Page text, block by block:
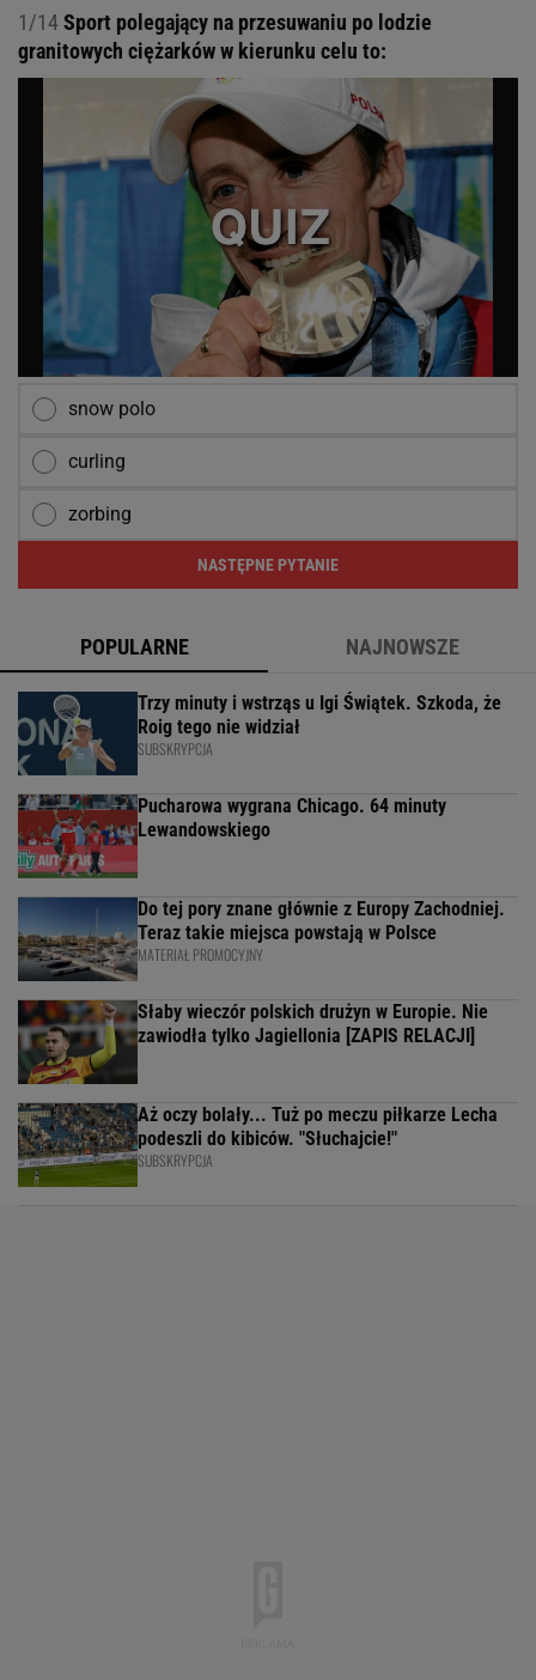
1/14Sport polegający na przesuwaniu po lodzie
granitowych ciężarków w kierunku celu to:
snow polo
curling
zorbing
NASTĘPNE PYTANIE
POPULARNE NAJNOWSZE
Trzy minuty i wstrząs u Igi Świątek. Szkoda, że
Roig tego nie widział
SUBSKRYPCJA
Pucharowa wygrana Chicago. 64 minuty
Lewandowskiego
Do tej pory znane głównie z Europy Zachodniej.
Teraz takie miejsca powstają w Polsce
MATERIAŁ PROMOCYJNY
Słaby wieczór polskich drużyn w Europie. Nie
zawiodła tylko Jagiellonia [ZAPIS RELACJI]
Aż oczy bolały... Tuż po meczu piłkarze Lecha
podeszli do kibiców. "Słuchajcie!"
SUBSKRYPCJA